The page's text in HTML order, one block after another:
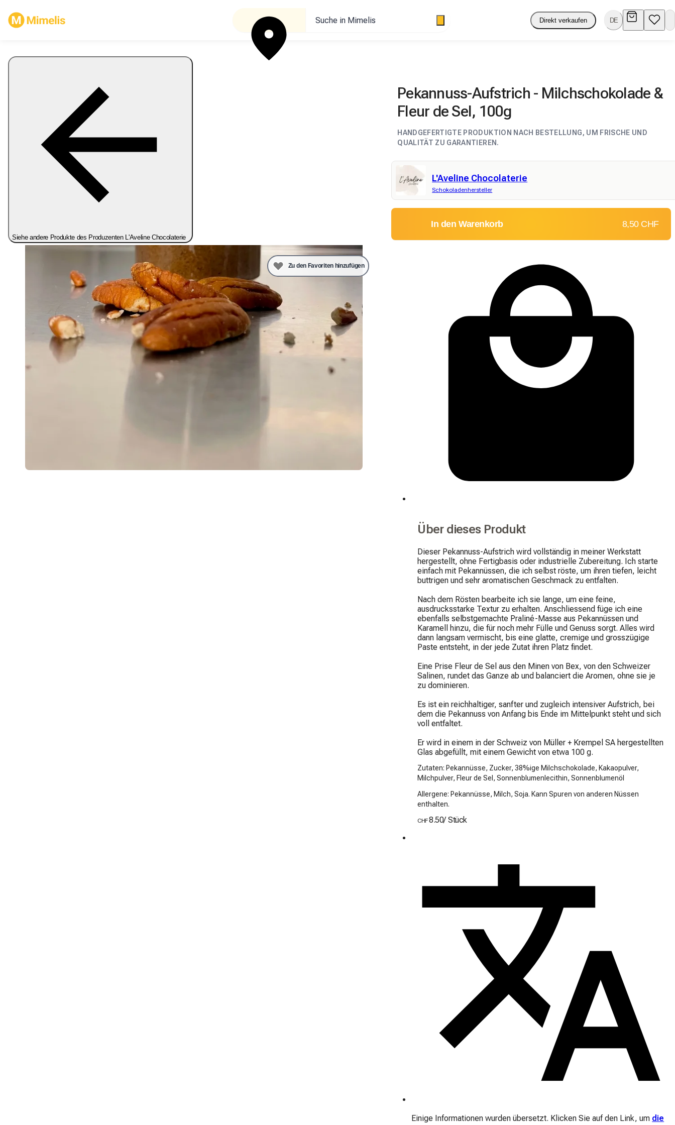
Suche in Mimelis Direkt verkaufen DE
Siehe andere Produkte des Produzenten L'Aveline Chocolaterie
Zu den Favoriten hinzufügen
Pekannuss-Aufstrich - Milchschokolade &
Fleur de Sel, 100g
HANDGEFERTIGTE PRODUKTION NACH BESTELLUNG, UM FRISCHE UND
QUALITÄT ZU GARANTIEREN.
L'Aveline Chocolaterie
Schokoladenhersteller
In den Warenkorb 8,50 CHF
Über dieses Produkt
Dieser Pekannuss-Aufstrich wird vollständig in meiner Werkstatt
hergestellt, ohne Fertigbasis oder industrielle Zubereitung. Ich starte
einfach mit Pekannüssen, die ich selbst röste, um ihren tiefen, leicht
buttrigen und sehr aromatischen Geschmack zu entfalten.
Nach dem Rösten bearbeite ich sie lange, um eine feine,
ausdrucksstarke Textur zu erhalten. Anschliessend füge ich eine
ebenfalls selbstgemachte Praliné-Masse aus Pekannüssen und
Karamell hinzu, die für noch mehr Fülle und Genuss sorgt. Alles wird
dann langsam vermischt, bis eine glatte, cremige und grosszügige
Paste entsteht, in der jede Zutat ihren Platz findet.
Eine Prise Fleur de Sel aus den Minen von Bex, von den Schweizer
Salinen, rundet das Ganze ab und balanciert die Aromen, ohne sie je
zu dominieren.
Es ist ein reichhaltiger, sanfter und zugleich intensiver Aufstrich, bei
dem die Pekannuss von Anfang bis Ende im Mittelpunkt steht und sich
voll entfaltet.
Er wird in einem in der Schweiz von Müller + Krempel SA hergestellten
Glas abgefüllt, mit einem Gewicht von etwa 100 g.
Zutaten: Pekannüsse, Zucker, 38%ige Milchschokolade, Kakaopulver,
Milchpulver, Fleur de Sel, Sonnenblumenlecithin, Sonnenblumenöl
Allergene: Pekannüsse, Milch, Soja. Kann Spuren von anderen Nüssen
enthalten.
CHF8.50/ Stück
Einige Informationen wurden übersetzt. Klicken Sie auf den Link, um die